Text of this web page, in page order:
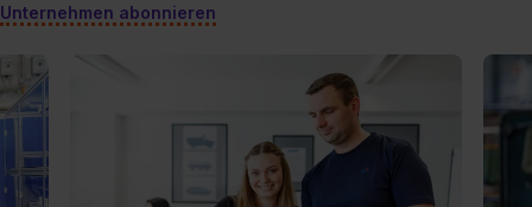
Unternehmen abonnieren